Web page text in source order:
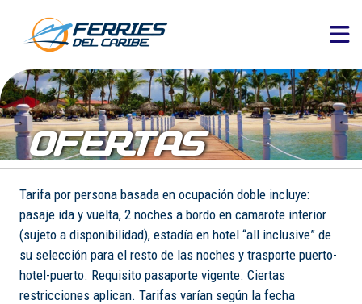
OFERTAS
Tarifa por persona basada en ocupación doble incluye:
pasaje ida y vuelta, 2 noches a bordo en camarote interior
(sujeto a disponibilidad), estadía en hotel “all inclusive” de
su selección para el resto de las noches y trasporte puerto-
hotel-puerto. Requisito pasaporte vigente. Ciertas
restricciones aplican. Tarifas varían según la fecha